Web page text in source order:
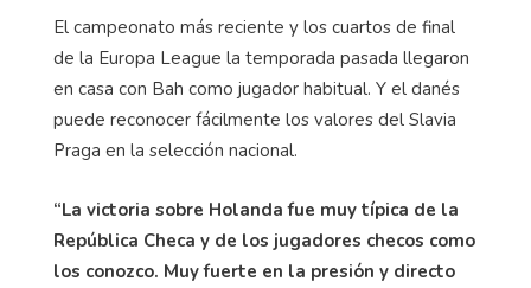
El campeonato más reciente y los cuartos de final
de la Europa League la temporada pasada llegaron
en casa con Bah como jugador habitual. Y el danés
puede reconocer fácilmente los valores del Slavia
Praga en la selección nacional.
“La victoria sobre Holanda fue muy típica de la
República Checa y de los jugadores checos como
los conozco. Muy fuerte en la presión y directo